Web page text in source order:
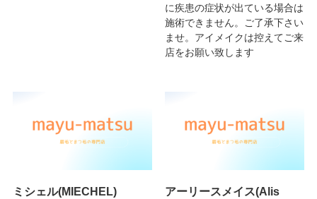
に疾患の症状が出ている場合は
施術できません。ご了承下さい
ませ。アイメイクは控えてご来
店をお願い致します
ミシェル(MIECHEL)
アーリースメイス(Alis